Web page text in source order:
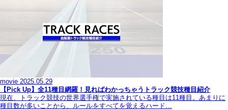
movie 2025.05.29
【Pick Up】全11種目網羅！見ればわかっちゃうトラック競技種目紹介
現在、トラック競技の世界選手権で実施されている種目は11種目。あまりに
種目数が多いことから、ルールをすべてを覚えるハード…